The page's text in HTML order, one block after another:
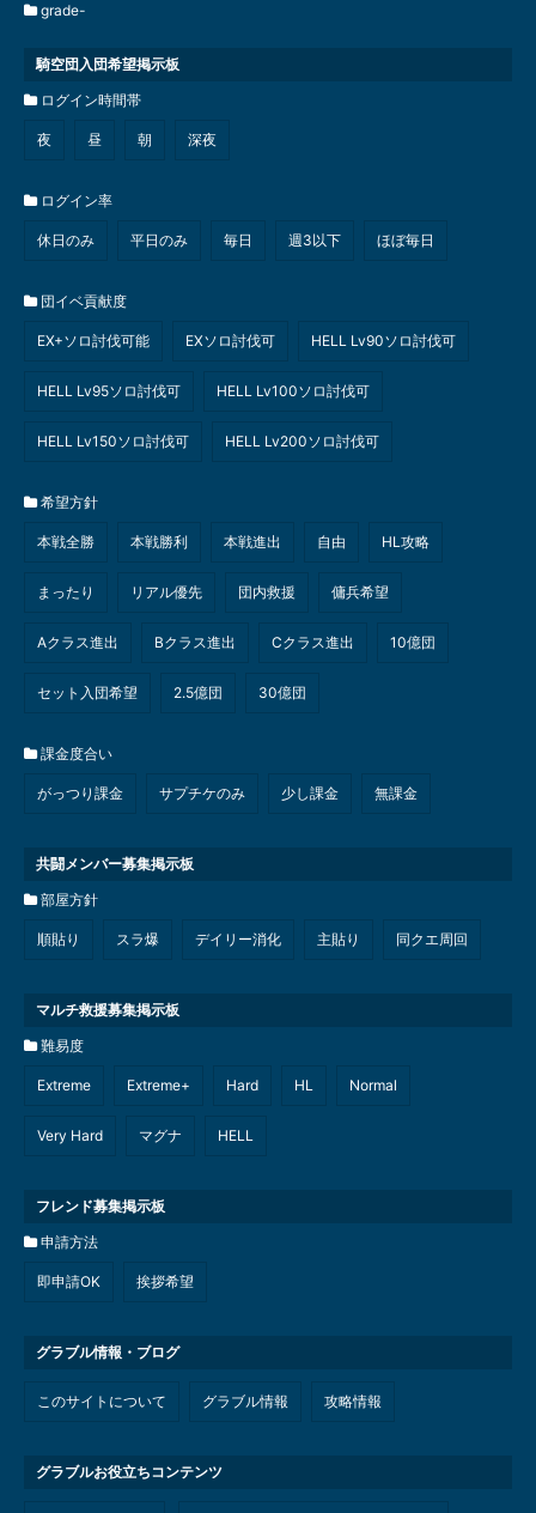
grade-
騎空団入団希望掲示板
ログイン時間帯
夜 昼 朝 深夜
ログイン率
休日のみ 平日のみ 毎日 週3以下 ほぼ毎日
団イベ貢献度
EX+ソロ討伐可能 EXソロ討伐可 HELL Lv90ソロ討伐可
HELL Lv95ソロ討伐可 HELL Lv100ソロ討伐可
HELL Lv150ソロ討伐可 HELL Lv200ソロ討伐可
希望方針
本戦全勝 本戦勝利 本戦進出 自由 HL攻略
まったり リアル優先 団内救援 傭兵希望
Aクラス進出 Bクラス進出 Cクラス進出 10億団
セット入団希望 2.5億団 30億団
課金度合い
がっつり課金 サプチケのみ 少し課金 無課金
共闘メンバー募集掲示板
部屋方針
順貼り スラ爆 デイリー消化 主貼り 同クエ周回
マルチ救援募集掲示板
難易度
Extreme Extreme+ Hard HL Normal
Very Hard マグナ HELL
フレンド募集掲示板
申請方法
即申請OK 挨拶希望
グラブル情報・ブログ
このサイトについて グラブル情報 攻略情報
グラブルお役立ちコンテンツ